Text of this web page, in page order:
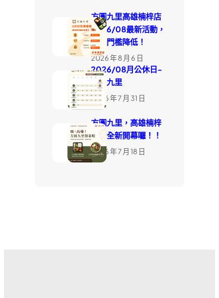
方圓九里高雄楠梓店
2026/08最新活動，
外送門檻降低！
2026 年 8 月 6 日
2026/08月公休日-
方圓九里
2026 年 7 月 31 日
方圓九里，高雄楠梓
店，全新開幕囉！！
2026 年 7 月 18 日